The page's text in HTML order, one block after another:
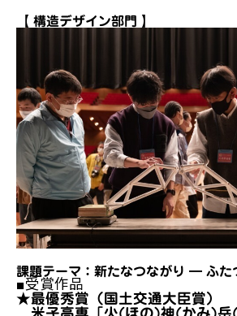
【 構造デザイン部門 】
課題テーマ：新たなつながり ― ふた
■受賞作品
★最優秀賞（国土交通大臣賞）
米子高専「火(ほの)神(かみ)岳(